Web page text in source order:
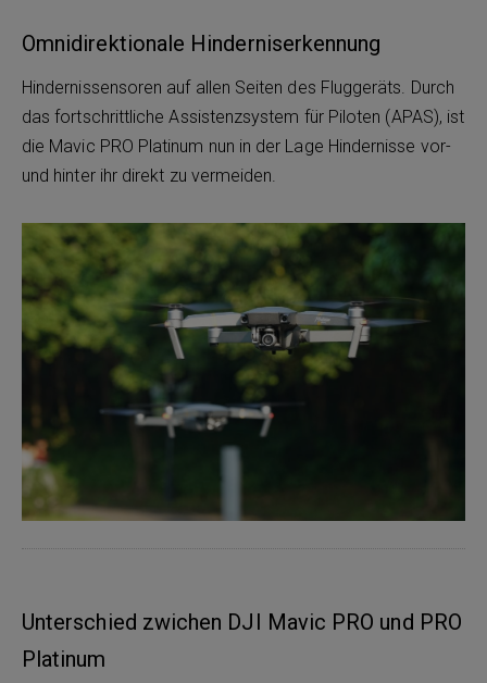
Omnidirektionale Hinderniserkennung
Hindernissensoren auf allen Seiten des Fluggeräts. Durch
das fortschrittliche Assistenzsystem für Piloten (APAS), ist
die Mavic PRO Platinum nun in der Lage Hindernisse vor-
und hinter ihr direkt zu vermeiden.
Unterschied zwichen DJI Mavic PRO und PRO
Platinum